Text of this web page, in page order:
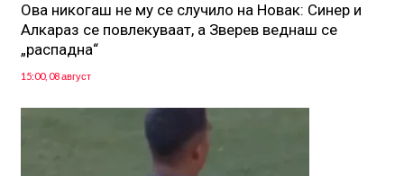
Ова никогаш не му се случило на Новак: Синер и
Алкараз се повлекуваат, а Зверев веднаш се
„распадна“
15:00, 08 август